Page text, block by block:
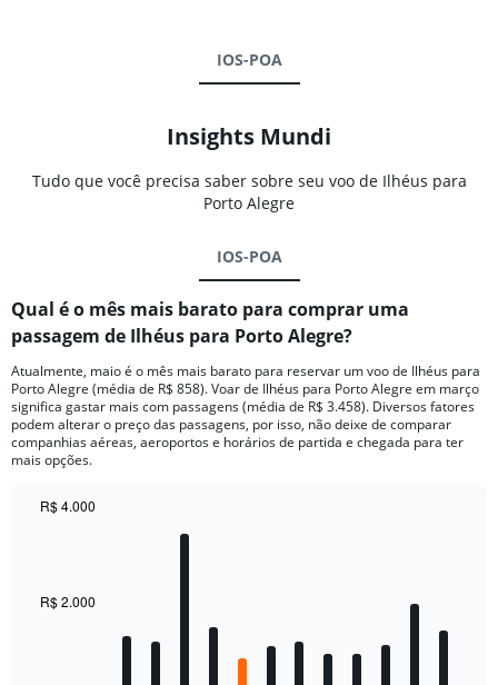
IOS-POA
Insights Mundi
Tudo que você precisa saber sobre seu voo de Ilhéus para
Porto Alegre
IOS-POA
Qual é o mês mais barato para comprar uma
passagem de Ilhéus para Porto Alegre?
Atualmente, maio é o mês mais barato para reservar um voo de Ilhéus para
Porto Alegre (média de R$ 858). Voar de Ilhéus para Porto Alegre em março
significa gastar mais com passagens (média de R$ 3.458). Diversos fatores
podem alterar o preço das passagens, por isso, não deixe de comparar
companhias aéreas, aeroportos e horários de partida e chegada para ter
mais opções.
bars.
R$ 2.000
R$ 4.000